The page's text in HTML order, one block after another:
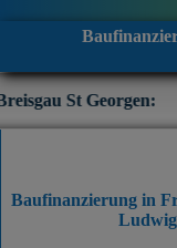
+++
Baufinanzierung in